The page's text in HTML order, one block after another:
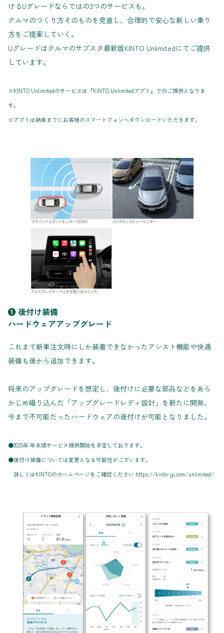
けるUグレードならではの3つのサービスも。
クルマのつくり方そのものを見直し、合理的で安心な新しい乗り
方をご提案していく。
Uグレードはクルマのサブスク最新版KINTO Unlimitedにてご提供
しています。
※KINTO Unlimitedのサービスは『KINTO Unlimitedアプリ』でのご提供となりま
す。
※アプリは納車までにお客様のスマートフォンへダウンロードいただきます。
❶ 後付け装備
ハードウェアアップグレード
これまで新車注文時にしか装着できなかったアシスト機能や快適
装備も後から追加できます。
将来のアップグレードを想定し、後付けに必要な部品などをあら
かじめ織り込んだ「アップグレードレディ設計」を新たに開発。
今まで不可能だったハードウェアの後付けが可能となりました。
●2025年 年末頃サービス提供開始を予定しております。
●後付け装備については変更となる可能性がございます。
詳しくはKINTOのホームページをご確認ください https://kinto-jp.com/unlimited/